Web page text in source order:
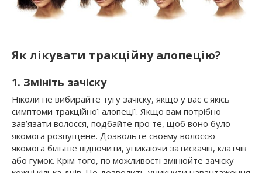
Як лікувати тракційну алопецію?
1. Змініть зачіску
Ніколи не вибирайте тугу зачіску, якщо у вас є якісь
симптоми тракційної алопеції. Якщо вам потрібно
зав’язати волосся, подбайте про те, щоб воно було
якомога розпущене. Дозвольте своєму волоссю
якомога більше відпочити, уникаючи затискачів, клатчів
або гумок. Крім того, по можливості змінюйте зачіску